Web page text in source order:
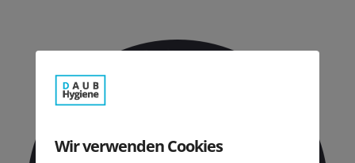
Wir verwenden Cookies